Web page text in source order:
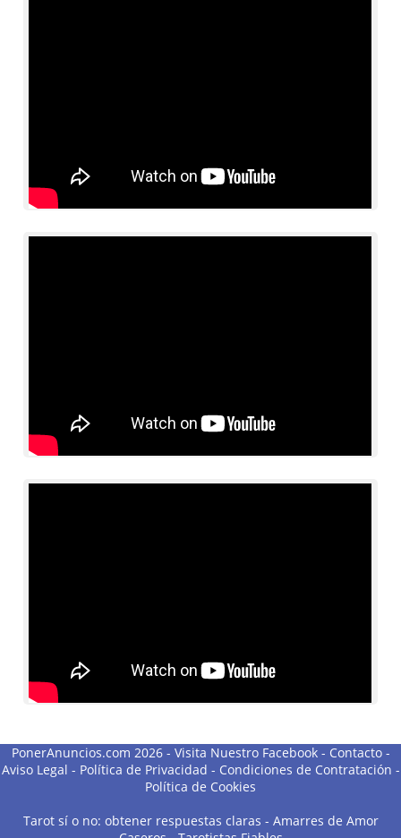
PonerAnuncios.com 2026 - Visita Nuestro Facebook- Contacto-
Aviso Legal - Política de Privacidad - Condiciones de Contratación -
Política de Cookies
Tarot sí o no: obtener respuestas claras - Amarres de Amor